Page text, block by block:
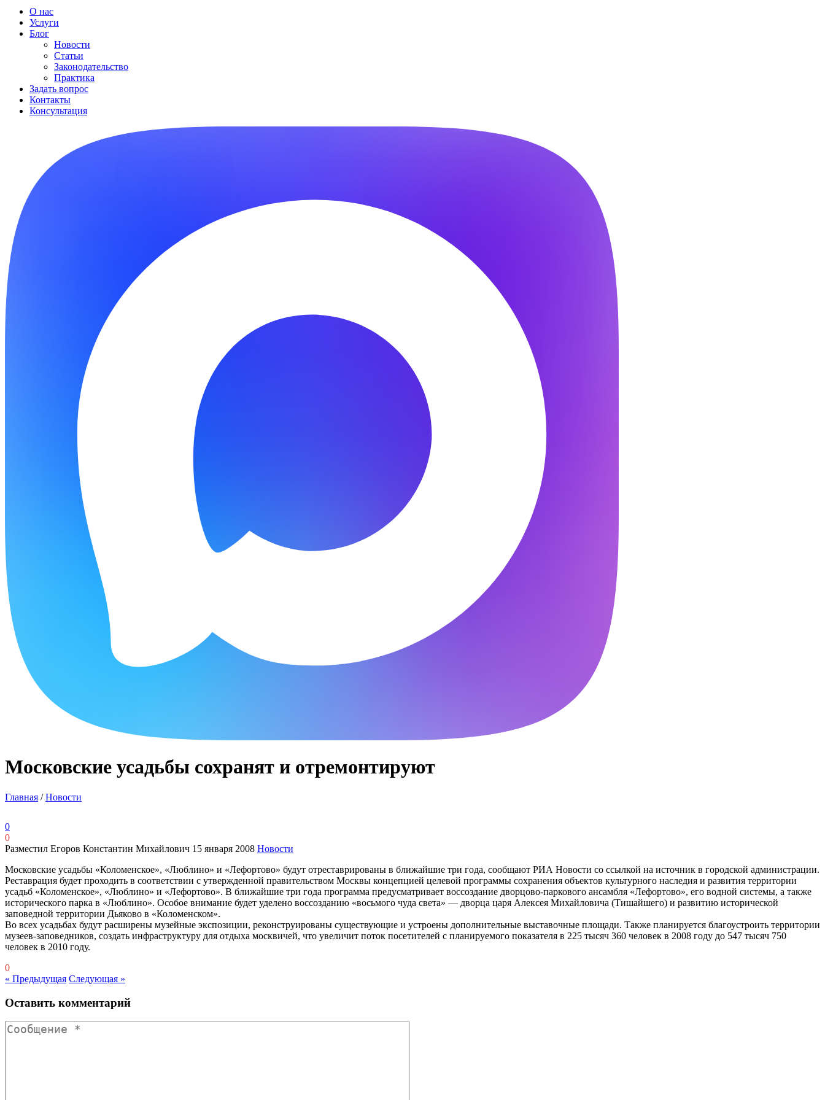
О нас
Услуги
Блог
Новости
Статьи
Законодательство
Практика
Задать вопрос
Контакты
Консультация
Московские усадьбы сохранят и отремонтируют
Главная /Новости
0
0
Разместил Егоров Константин Михайлович 15 января 2008 Новости
Московские усадьбы «Коломенское», «Люблино» и «Лефортово» будут отреставрированы в ближайшие три года, сообщают РИА Новости со ссылкой на источник в городской администрации.
Реставрация будет проходить в соответствии с утвержденной правительством Москвы концепцией целевой программы сохранения объектов культурного наследия и развития территории
усадьб «Коломенское», «Люблино» и «Лефортово». В ближайшие три года программа предусматривает воссоздание дворцово-паркового ансамбля «Лефортово», его водной системы, а также
исторического парка в «Люблино». Особое внимание будет уделено воссозданию «восьмого чуда света» — дворца царя Алексея Михайловича (Тишайшего) и развитию исторической
заповедной территории Дьяково в «Коломенском».
Во всех усадьбах будут расширены музейные экспозиции, реконструированы существующие и устроены дополнительные выставочные площади. Также планируется благоустроить территории
музеев-заповедников, создать инфраструктуру для отдыха москвичей, что увеличит поток посетителей с планируемого показателя в 225 тысяч 360 человек в 2008 году до 547 тысяч 750
человек в 2010 году.
0
« Предыдущая Следующая »
Оставить комментарий